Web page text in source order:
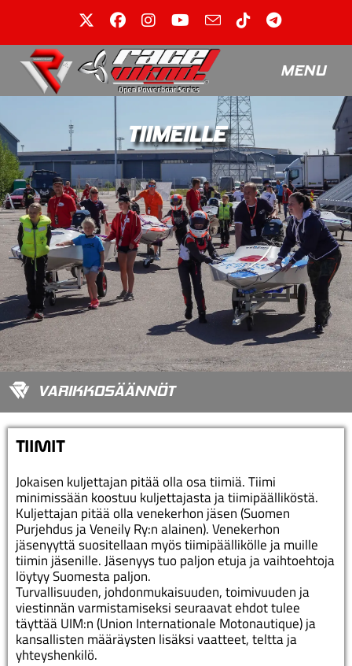
MENU
TIIMEILLE
VARIKKOSÄÄNNÖT
TIIMIT
Jokaisen kuljettajan pitää olla osa tiimiä. Tiimi
minimissään koostuu kuljettajasta ja tiimipäälliköstä.
Kuljettajan pitää olla venekerhon jäsen (Suomen
Purjehdus ja Veneily Ry:n alainen). Venekerhon
jäsenyyttä suositellaan myös tiimipäällikölle ja muille
tiimin jäsenille. Jäsenyys tuo paljon etuja ja vaihtoehtoja
löytyy Suomesta paljon.
Turvallisuuden, johdonmukaisuuden, toimivuuden ja
viestinnän varmistamiseksi seuraavat ehdot tulee
täyttää UIM:n (Union Internationale Motonautique) ja
kansallisten määräysten lisäksi vaatteet, teltta ja
yhteyshenkilö.